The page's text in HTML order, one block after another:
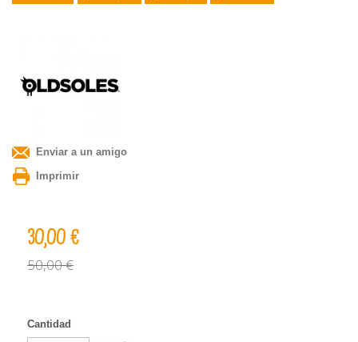
Enviar a un amigo
Imprimir
30,00 €
50,00 €
Cantidad